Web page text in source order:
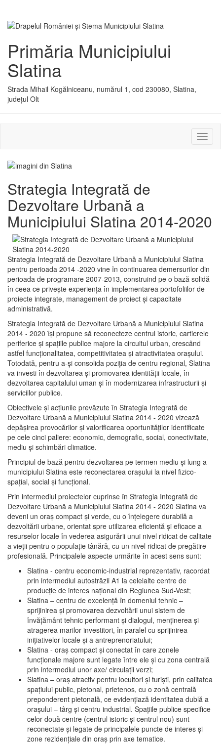
Primăria Municipiului
Slatina
Strada Mihail Kogălniceanu, numărul 1, cod 230080, Slatina,
județul Olt
sau
Strategia Integrată de
Dezvoltare Urbană a
Municipiului Slatina 2014-2020
Strategia Integrată de Dezvoltare Urbană a Municipiului Slatina
pentru perioada 2014 -2020 vine în continuarea demersurilor din
perioada de programare 2007-2013, construind pe o bază solidă
în ceea ce priveşte experienţa în implementarea portofoliilor de
proiecte integrate, management de proiect și capacitate
administrativă.
Strategia Integrată de Dezvoltare Urbană a Municipiului Slatina
2014 - 2020 își propune să reconecteze centrul istoric, cartierele
periferice şi spaţiile publice majore la circuitul urban, crescând
astfel funcţionalitatea, competitivitatea şi atractivitatea oraşului.
Totodată, pentru a-şi consolida poziţia de centru regional, Slatina
va investi în dezvoltarea şi promovarea identităţii locale, în
dezvoltarea capitalului uman şi în modernizarea infrastructurii şi
serviciilor publice.
Obiectivele şi acţiunile prevăzute în Strategia Integrată de
Dezvoltare Urbană a Municipiului Slatina 2014 - 2020 vizează
depășirea provocărilor şi valorificarea oportunităţilor identificate
pe cele cinci paliere: economic, demografic, social, conectivitate,
mediu şi schimbări climatice.
Principiul de bază pentru dezvoltarea pe termen mediu şi lung a
municipiului Slatina este reconectarea oraşului la nivel fizico-
spaţial, social şi funcţional.
Prin intermediul proiectelor cuprinse în Strategia Integrată de
Dezvoltare Urbană a Municipiului Slatina 2014 - 2020 Slatina va
deveni un oraş compact şi verde, cu o înţelegere durabilă a
dezvoltării urbane, orientat spre utilizarea eficientă şi eficace a
resurselor locale în vederea asigurării unui nivel ridicat de calitate
a vieţii pentru o populaţie tânără, cu un nivel ridicat de pregătire
profesională. Principalele aspecte urmărite în acest sens sunt:
Slatina - centru economic-industrial reprezentativ, racordat
prin intermediul autostrăzii A1 la celelalte centre de
producţie de interes naţional din Regiunea Sud-Vest;
Slatina – centru de excelenţă în domeniul tehnic –
sprijinirea şi promovarea dezvoltării unui sistem de
învăţământ tehnic performant şi dialogul, menţinerea şi
atragerea marilor investitori, în paralel cu sprijinirea
iniţiativelor locale şi a antreprenoriatului;
Slatina - oraş compact şi conectat în care zonele
funcţionale majore sunt legate între ele şi cu zona centrală
prin intermediul unor axe/ circulații verzi;
Slatina – oraş atractiv pentru locuitori şi turişti, prin calitatea
spaţiului public, pietonal, prietenos, cu o zonă centrală
preponderent pietonală, ce evidenţiază identitatea dublă a
oraşului – târg şi centru industrial. Spaţiile publice specifice
celor două centre (centrul istoric şi centrul nou) sunt
reconectate şi legate de principalele puncte de interes şi
zone rezidenţiale din oraş prin axe tematice.